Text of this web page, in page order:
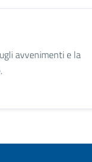
avvenimenti e la